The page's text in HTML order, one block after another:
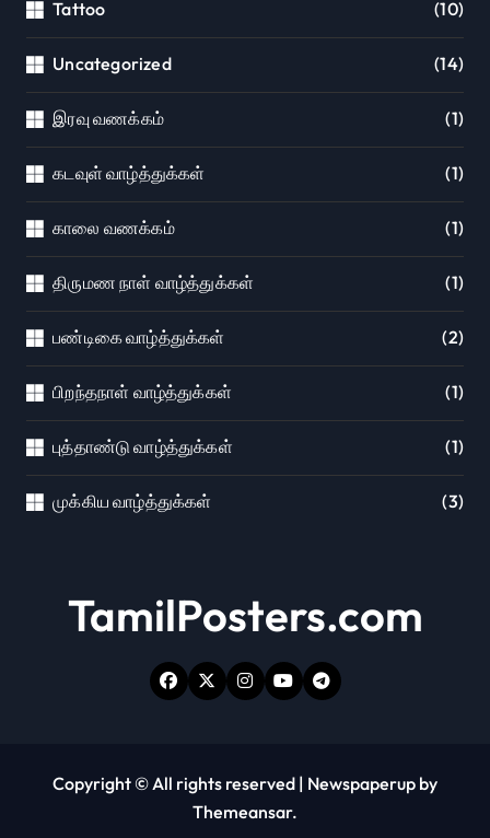
Tattoo (10)
Uncategorized (14)
இரவு வணக்கம் (1)
கடவுள் வாழ்த்துக்கள் (1)
காலை வணக்கம் (1)
திருமண நாள் வாழ்த்துக்கள் (1)
பண்டிகை வாழ்த்துக்கள் (2)
பிறந்தநாள் வாழ்த்துக்கள் (1)
புத்தாண்டு வாழ்த்துக்கள் (1)
முக்கிய வாழ்த்துக்கள் (3)
TamilPosters.com
Copyright © All rights reserved | Newspaperup by
Themeansar.